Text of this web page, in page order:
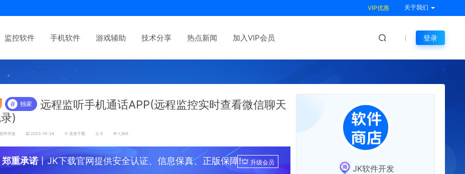
VIP优惠 关于我们
监控软件 手机软件 游戏辅助 技术分享 热点新闻 加入VIP会员 登录
# 独家
远程监听手机通话APP(远程监控实时查看微信聊天
)
件开发 2023-10-24 安卓下载 0 1,365
郑重承诺丨JK下载官网提供安全认证、信息保真、正版保障! 升级会员
JK软件开发